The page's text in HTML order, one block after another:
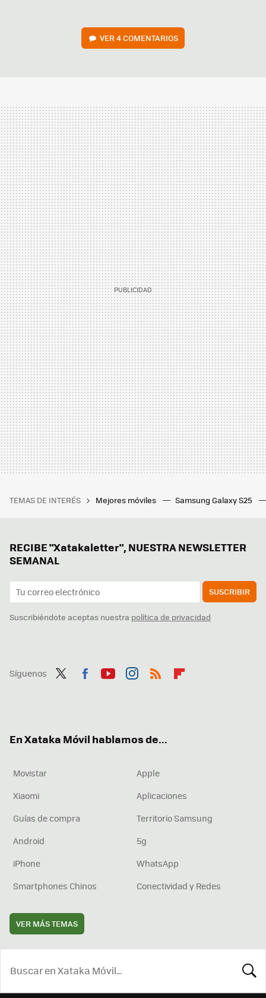
VER4 COMENTARIOS
TEMAS DE INTERÉS Mejores móviles Samsung Galaxy S25
RECIBE "Xatakaletter", NUESTRA NEWSLETTER
SEMANAL
SUSCRIBIR
Suscribiéndote aceptas nuestra política de privacidad
Síguenos
En Xataka Móvil hablamos de...
Movistar
Apple
Xiaomi
Aplicaciones
Guías de compra
Territorio Samsung
Android
5g
iPhone
WhatsApp
Smartphones Chinos
Conectividad y Redes
VER MÁS TEMAS